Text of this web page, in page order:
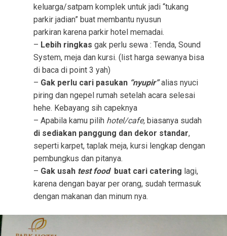
keluarga/satpam komplek untuk jadi “tukang
parkir jadian” buat membantu nyusun
parkiran karena parkir hotel memadai.
– Lebih ringkas gak perlu sewa : Tenda, Sound
System, meja dan kursi. (list harga sewanya bisa
di baca di point 3 yah)
– Gak perlu cari pasukan “nyupir”alias nyuci
piring dan ngepel rumah setelah acara selesai
hehe. Kebayang sih capeknya
– Apabila kamu pilih hotel/cafe,biasanya sudah
di sediakan panggung dan dekor standar,
seperti karpet, taplak meja, kursi lengkap dengan
pembungkus dan pitanya.
– Gak usahtest food buat cari catering lagi,
karena dengan bayar per orang, sudah termasuk
dengan makanan dan minum nya.